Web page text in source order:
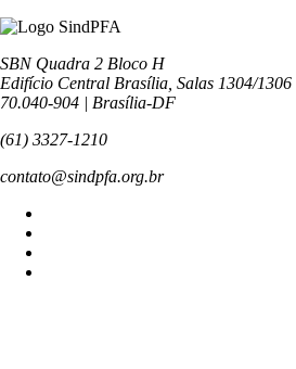
SBN Quadra 2 Bloco H
Edifício Central Brasília, Salas 1304/1306
70.040-904 | Brasília-DF
(61) 3327-1210
contato@sindpfa.org.br